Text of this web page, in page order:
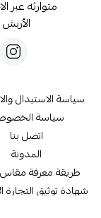
متوارثه
الأربش
سياسة الاستبدال
سياسة
اتصل بنا
المدونة
طريقة معرفة مقاس
شهادة توثيق التجارة